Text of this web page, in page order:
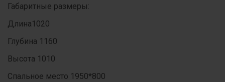
Габаритные размеры:
Длина1020
Глубина 1160
Высота 1010
Спальное место 1950*800